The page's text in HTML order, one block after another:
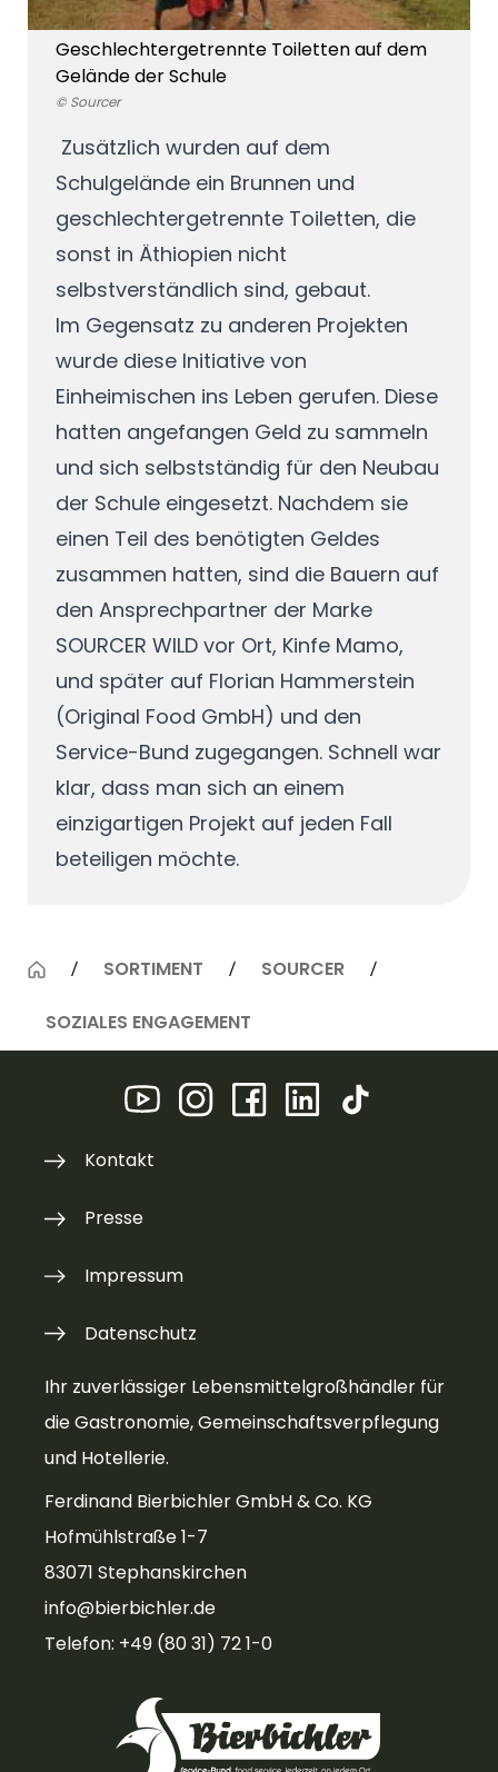
Geschlechtergetrennte Toiletten auf dem
Gelände der Schule
© Sourcer
Zusätzlich wurden auf dem
Schulgelände ein Brunnen und
geschlechtergetrennte Toiletten, die
sonst in Äthiopien nicht
selbstverständlich sind, gebaut.
Im Gegensatz zu anderen Projekten
wurde diese Initiative von
Einheimischen ins Leben gerufen. Diese
hatten angefangen Geld zu sammeln
und sich selbstständig für den Neubau
der Schule eingesetzt. Nachdem sie
einen Teil des benötigten Geldes
zusammen hatten, sind die Bauern auf
den Ansprechpartner der Marke
SOURCER WILD vor Ort, Kinfe Mamo,
und später auf Florian Hammerstein
(Original Food GmbH) und den
Service-Bund zugegangen. Schnell war
klar, dass man sich an einem
einzigartigen Projekt auf jeden Fall
beteiligen möchte.
SORTIMENT SOURCER
SOZIALES ENGAGEMENT
Ihr zuverlässiger Lebensmittelgroßhändler für
die Gastronomie, Gemeinschaftsverpflegung
und Hotellerie.
Ferdinand Bierbichler GmbH & Co. KG
Hofmühlstraße 1-7
83071 Stephanskirchen
info@bierbichler.de
Telefon: +49 (80 31) 72 1-0
Kontakt
Presse
Impressum
Datenschutz